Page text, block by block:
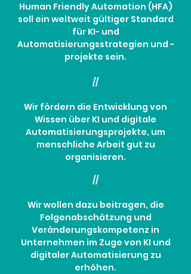
Human Friendly Automation (HFA)
soll ein weltweit gültiger Standard
für KI- und
Automatisierungsstrategien und -
projekte sein.
//
Wir fördern die Entwicklung von
Wissen über KI und digitale
Automatisierungsprojekte, um
menschliche Arbeit gut zu
organisieren.
//
Wir wollen dazu beitragen, die
Folgenabschätzung und
Veränderungskompetenz in
Unternehmen im Zuge von KI und
digitaler Automatisierung zu
erhöhen.